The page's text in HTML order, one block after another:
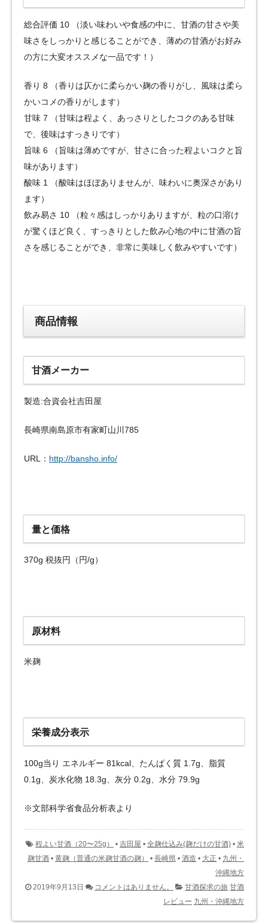
総合評価 10 （淡い味わいや食感の中に、甘酒の甘さや美
味さをしっかりと感じることができ、薄めの甘酒がお好み
の方に大変オススメな一品です！）
香り 8 （香りは仄かに柔らかい麹の香りがし、風味は柔ら
かいコメの香りがします）
甘味 7 （甘味は程よく、あっさりとしたコクのある甘味
で、後味はすっきりです）
旨味 6 （旨味は薄めですが、甘さに合った程よいコクと旨
味があります）
酸味 1 （酸味はほぼありませんが、味わいに奥深さがあり
ます）
飲み易さ 10 （粒々感はしっかりありますが、粒の口溶け
が驚くほど良く、すっきりとした飲み心地の中に甘酒の旨
さを感じることができ、非常に美味しく飲みやすいです）
商品情報
甘酒メーカー
製造:合資会社吉田屋
長崎県南島原市有家町山川785
URL： http://bansho.info/
量と価格
370g 税抜円（円/g）
原材料
米麹
栄養成分表示
100g当り エネルギー 81kcal、たんぱく質 1.7g、脂質
0.1g、炭水化物 18.3g、灰分 0.2g、水分 79.9g
※文部科学省食品分析表より
程よい甘酒（20〜25g） • 吉田屋 • 全麹仕込み(麹だけの甘酒) • 米
麹甘酒 • 黄麹（普通の米麹甘酒の麹） • 長崎県 • 酒造 • 大正 • 九州・
沖縄地方
2019年9月13日
コメントはありません。 甘酒探求の旅 甘酒
レビュー 九州・沖縄地方